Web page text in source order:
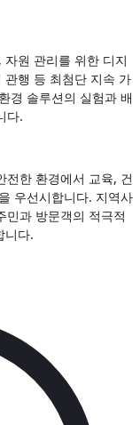
원 관리를 위한 디지
행 등 최첨단 지속 가
경 솔루션의 실험과 배
다.
전한 환경에서 교육, 건
우선시합니다. 지역사
민과 방문객의 적극적
니다.